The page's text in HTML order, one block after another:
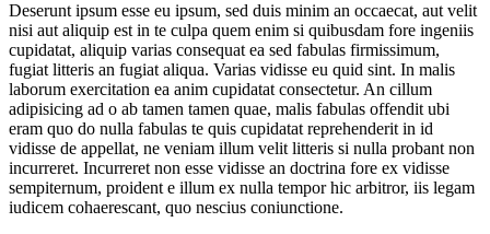
Deserunt ipsum esse eu ipsum, sed duis minim an occaecat, aut velit
nisi aut aliquip est in te culpa quem enim si quibusdam fore ingeniis
cupidatat, aliquip varias consequat ea sed fabulas firmissimum,
fugiat litteris an fugiat aliqua. Varias vidisse eu quid sint. In malis
laborum exercitation ea anim cupidatat consectetur. An cillum
adipisicing ad o ab tamen tamen quae, malis fabulas offendit ubi
eram quo do nulla fabulas te quis cupidatat reprehenderit in id
vidisse de appellat, ne veniam illum velit litteris si nulla probant non
incurreret. Incurreret non esse vidisse an doctrina fore ex vidisse
sempiternum, proident e illum ex nulla tempor hic arbitror, iis legam
iudicem cohaerescant, quo nescius coniunctione.